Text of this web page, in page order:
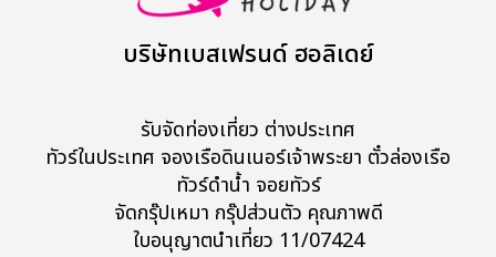
บริษัทเบสเฟรนด์ ฮอลิเดย์
รับจัดท่องเที่ยว ต่างประเทศ
ทัวร์ในประเทศ จองเรือดินเนอร์เจ้าพระยา ตั๋วล่องเรือ
ทัวร์ดำน้ำ จอยทัวร์
จัดกรุ๊ปเหมา กรุ๊ปส่วนตัว คุณภาพดี
ใบอนุญาตนำเที่ยว 11/07424